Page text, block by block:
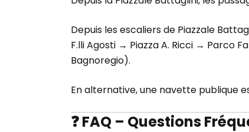
Depuis les escaliers de Piazzale
F.lli Agosti → Piazza A. Ricci → Parco
Bagnoregio).
En alternative, une navette publique
❓ FAQ – Questions